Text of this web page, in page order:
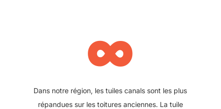
∞
plus récemment et que des plaques sous tuile
aient été posées. Nous pouvons également